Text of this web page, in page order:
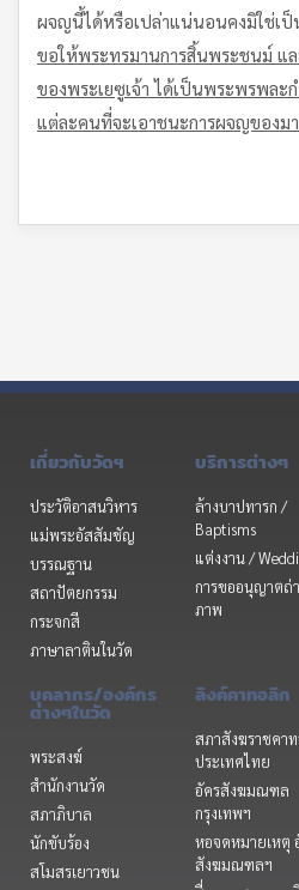
ผจญนี้ได้หรือเปล่าแน่นอนคงมิใช่เป็
ขอให้พระทรมานการสิ้นพระชนม์ แ
ของพระเยซูเจ้า ได้เป็นพระพรพละก
แต่ละคนที่จะเอาชนะการผจญของม
เกี่ยวกับวัดฯ
ประวัติอาสนวิหาร
แม่พระอัสสัมชัญ
บรรณฐาน
สถาปัตยกรรม
กระจกสี
ภาษาลาตินในวัด
บริการต่างๆ
ล้างบาปทารก /
Baptisms
แต่งงาน /
การขออนุญาตถ่
ภาพ
บุคลากร/องค์กร
ต่างๆในวัด
พระสงฆ์
สำนักงานวัด
สภาภิบาล
นักขับร้อง
สโมสรเยาวชน
ลิงค์คาทอลิก
สภาสังฆราชคา
ประเทศไทย
อัครสังฆมณฑล
กรุงเทพฯ
หอจดหมายเหตุ
สังฆมณฑลฯ